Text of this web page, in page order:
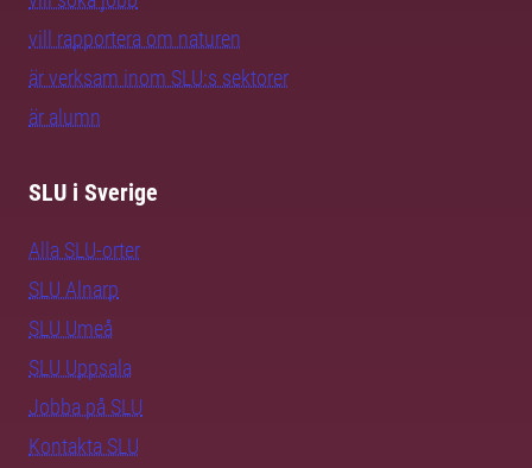
vill rapportera om naturen
är verksam inom SLU:s sektorer
är alumn
SLU i Sverige
Alla SLU-orter
SLU Alnarp
SLU Umeå
SLU Uppsala
Jobba på SLU
Kontakta SLU